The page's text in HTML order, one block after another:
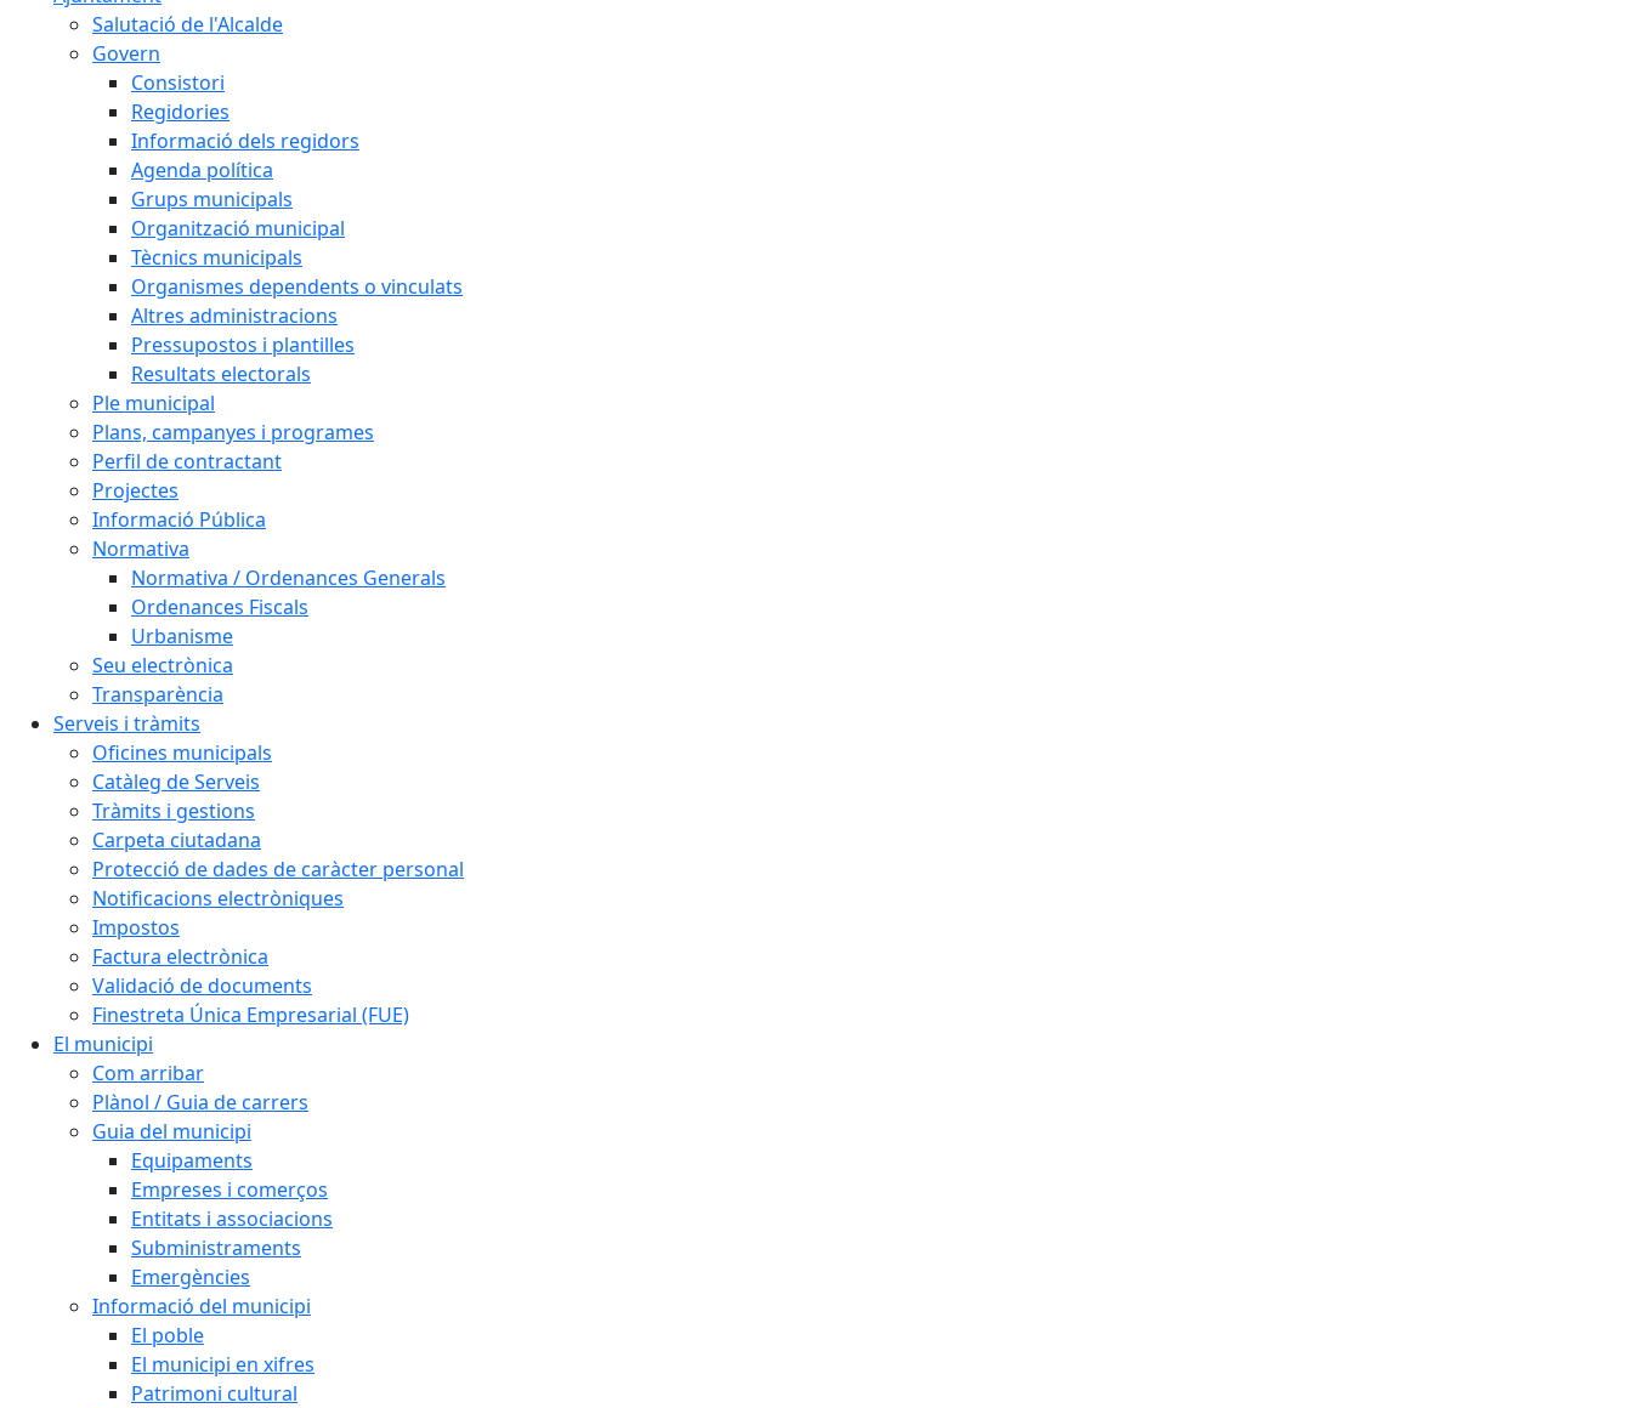
Salutació de l'Alcalde
Govern
Consistori
Regidories
Informació dels regidors
Agenda política
Grups municipals
Organització municipal
Tècnics municipals
Organismes dependents o vinculats
Altres administracions
Pressupostos i plantilles
Resultats electorals
Ple municipal
Plans, campanyes i programes
Perfil de contractant
Projectes
Informació Pública
Normativa
Normativa / Ordenances Generals
Ordenances Fiscals
Urbanisme
Seu electrònica
Transparència
Serveis i tràmits
Oficines municipals
Catàleg de Serveis
Tràmits i gestions
Carpeta ciutadana
Protecció de dades de caràcter personal
Notificacions electròniques
Impostos
Factura electrònica
Validació de documents
Finestreta Única Empresarial (FUE)
El municipi
Com arribar
Plànol / Guia de carrers
Guia del municipi
Equipaments
Empreses i comerços
Entitats i associacions
Subministraments
Emergències
Informació del municipi
El poble
El municipi en xifres
Patrimoni cultural